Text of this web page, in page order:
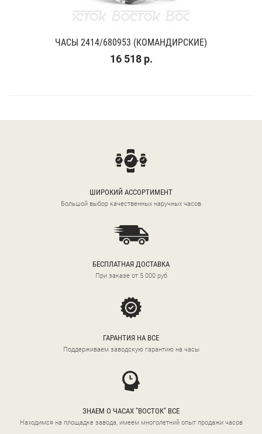
ЧАСЫ 2414/680953 (КОМАНДИРСКИЕ)
16 518 р.
ШИРОКИЙ АССОРТИМЕНТ
Большой выбор качественных наручных часов
БЕСПЛАТНАЯ ДОСТАВКА
При заказе от 5 000 руб
ГАРАНТИЯ НА ВСЕ
Поддерживаем заводскую гарантию на часы
ЗНАЕМ О ЧАСАХ "ВОСТОК" ВСЕ
Находимся на площадке завода, имеем многолетний опыт продажи часов